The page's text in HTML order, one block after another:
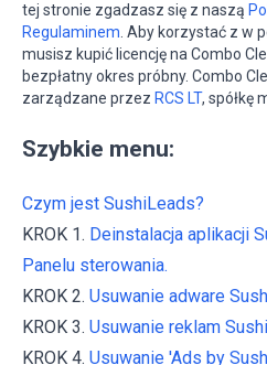
tej stronie zgadzasz się z naszą
Regulaminem. Aby korzystać z w
musisz kupić licencję na Combo
bezpłatny okres próbny. Combo
zarządzane przez RCS LT, spółkę
Szybkie menu:
Czym jest SushiLeads?
KROK 1. Deinstalacja aplikacji
Panelu sterowania.
KROK 2. Usuwanie adware
KROK 3. Usuwanie reklam
KROK 4. Usuwanie 'Ads by